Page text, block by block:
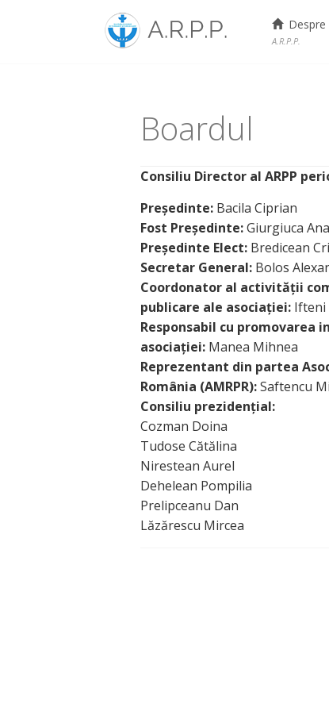
Menu Despre
A.R.P.P.
Boardul
Consiliu Director al ARPP
Președinte: Bacila Ciprian
Fost Președinte:Giurgiuca Ana
Președinte Elect: Bredicean
Secretar General: Bolos
Coordonator al activității
publicare ale asociației: Ifteni
Responsabil cu
asociației: Manea Mihnea
Reprezentant din partea
România (AMRPR):Saftencu
Consiliu prezidențial:
Cozman Doina
Tudose Cătălina
Nirestean Aurel
Dehelean Pompilia
Prelipceanu Dan
Lăzărescu Mircea